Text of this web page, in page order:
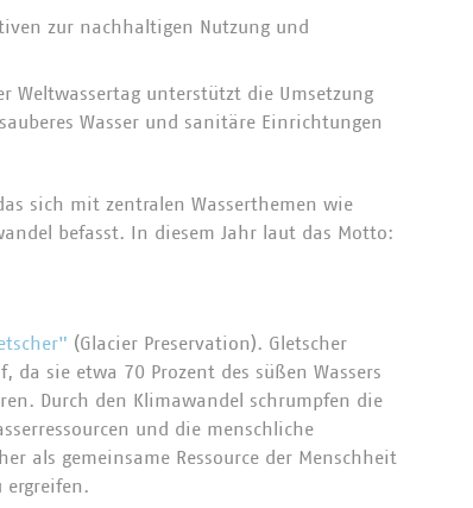
zur nachhaltigen Nutzung und
Weltwassertag unterstützt die Umsetzung
Wasser und sanitäre Einrichtungen
sich mit zentralen Wasserthemen wie
befasst. In diesem Jahr laut das Motto:
(Glacier Preservation). Gletscher
da sie etwa 70 Prozent des süßen Wassers
Durch den Klimawandel schrumpfen die
und die menschliche
als gemeinsame Ressource der Menschheit
ergreifen.